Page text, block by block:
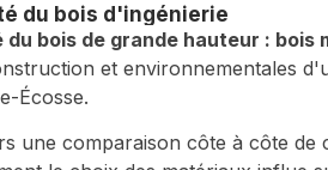
du bois d'ingénierie
du bois de grande hauteur : bois
et environnementales
Écosse.
une comparaison côte à côte